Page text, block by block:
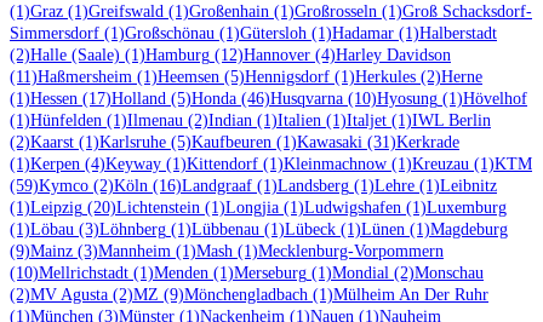
(1)Graz (1)Greifswald (1)Großenhain (1)Großrosseln (1)Groß Schacksdorf-
Simmersdorf (1)Großschönau (1)Gütersloh (1)Hadamar (1)Halberstadt
(2)Halle (Saale) (1)Hamburg (12)Hannover (4)Harley Davidson
(11)Haßmersheim (1)Heemsen (5)Hennigsdorf (1)Herkules (2)Herne
(1)Hessen (17)Holland (5)Honda (46)Husqvarna (10)Hyosung (1)Hövelhof
(1)Hünfelden (1)Ilmenau (2)Indian (1)Italien (1)Italjet (1)IWL Berlin
(2)Kaarst (1)Karlsruhe (5)Kaufbeuren (1)Kawasaki (31)Kerkrade
(1)Kerpen (4)Keyway (1)Kittendorf (1)Kleinmachnow (1)Kreuzau (1)KTM
(59)Kymco (2)Köln (16)Landgraaf (1)Landsberg (1)Lehre (1)Leibnitz
(1)Leipzig (20)Lichtenstein (1)Longjia (1)Ludwigshafen (1)Luxemburg
(1)Löbau (3)Löhnberg (1)Lübbenau (1)Lübeck (1)Lünen (1)Magdeburg
(9)Mainz (3)Mannheim (1)Mash (1)Mecklenburg-Vorpommern
(10)Mellrichstadt (1)Menden (1)Merseburg (1)Mondial (2)Monschau
(2)MV Agusta (2)MZ (9)Mönchengladbach (1)Mülheim An Der Ruhr
(1)München (3)Münster (1)Nackenheim (1)Nauen (1)Nauheim